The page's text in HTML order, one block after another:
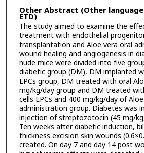
Other Abstract (Other
ETD)
The study aimed to examine the
treatment with endothelial progenitor
transplantation and Aloe vera oral
wound healing and angiogenesis in
nude mice were divided into five
diabetic group (DM), DM implanted
EPCs group, DM treated with oral
mg/kg/day group and DM treated
cells EPCs and 400 mg/kg/day of
administration group. Diabetes was
injection of streptozotocin (45 mg/
Ten weeks after diabetic induction,
thickness excision skin wounds
created. On day 7 and day 14 post